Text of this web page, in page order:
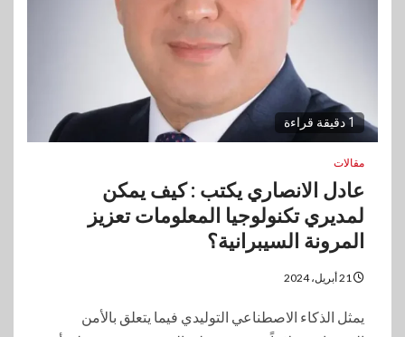
1 دقيقة قراءة
مقالات
عادل الانصاري يكتب : كيف يمكن
لمديري تكنولوجيا المعلومات تعزيز
المرونة السيبرانية؟
يمثل الذكاء الاصطناعي التوليدي فيما يتعلق بالأمن